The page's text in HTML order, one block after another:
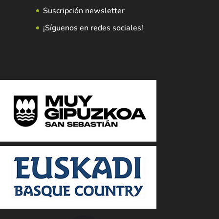
Suscripción newsletter
¡Síguenos en redes sociales!